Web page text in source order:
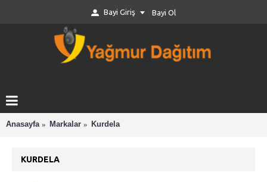
Bayi Giriş Bayi Ol
Anasayfa Markalar Kurdela
KURDELA